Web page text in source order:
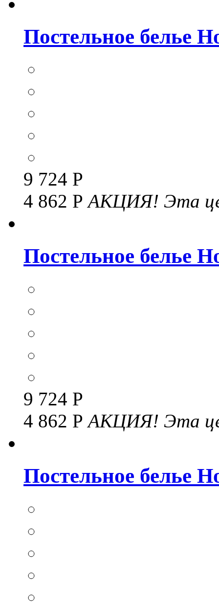
Постельное белье
9 724 Р
4 862 РАКЦИЯ! Эта
Постельное белье
9 724 Р
4 862 РАКЦИЯ! Эта
Постельное белье